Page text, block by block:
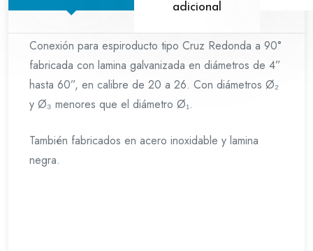
adicional
Conexión para espiroducto tipo Cruz Redonda a 90°
fabricada con lamina galvanizada en diámetros de 4”
hasta 60”, en calibre de 20 a 26. Con diámetros Ø₂
y Ø₃ menores que el diámetro Ø₁.
También fabricados en acero inoxidable y lamina
negra.